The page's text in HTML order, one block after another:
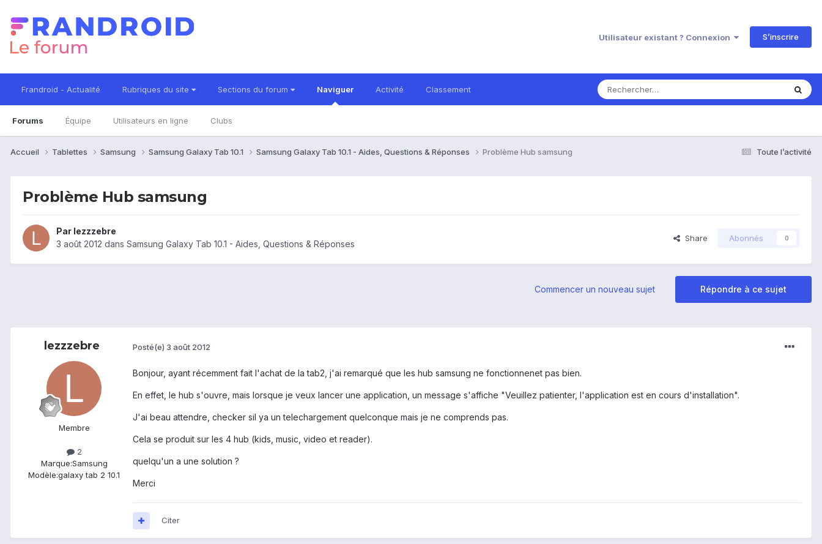
Utilisateur existant ? Connexion S’inscrire
Frandroid - Actualité Rubriques du site Sections du forum Naviguer
Forums Équipe Utilisateurs en ligne Clubs
Activité Classement
Toute l’activité
Accueil Tablettes Samsung Samsung Galaxy Tab 10.1 Samsung Galaxy Tab 10.1 - Aides, Questions & Réponses Problème Hub samsung
Problème Hub samsung
Par lezzzebre
3 août 2012 dans Samsung Galaxy Tab 10.1 - Aides, Questions & Réponses
Share Abonnés 0
Répondre à ce sujet
Commencer un nouveau sujet
lezzzebre
Membre
2
Marque:Samsung
Modèle:galaxy tab 2 10.1
Posté(e) 3 août 2012
Bonjour, ayant récemment fait l'achat de la tab2, j'ai remarqué que les hub samsung ne fonctionnenet pas bien.
En effet, le hub s'ouvre, mais lorsque je veux lancer une application, un message s'affiche "Veuillez patienter, l'application est en cours d'installation".
J'ai beau attendre, checker sil ya un telechargement quelconque mais je ne comprends pas.
Cela se produit sur les 4 hub (kids, music, video et reader).
quelqu'un a une solution ?
Merci
Citer